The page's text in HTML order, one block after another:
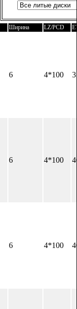
Ширина LZ/PCD
6 4*100
6 4*100
6 4*100